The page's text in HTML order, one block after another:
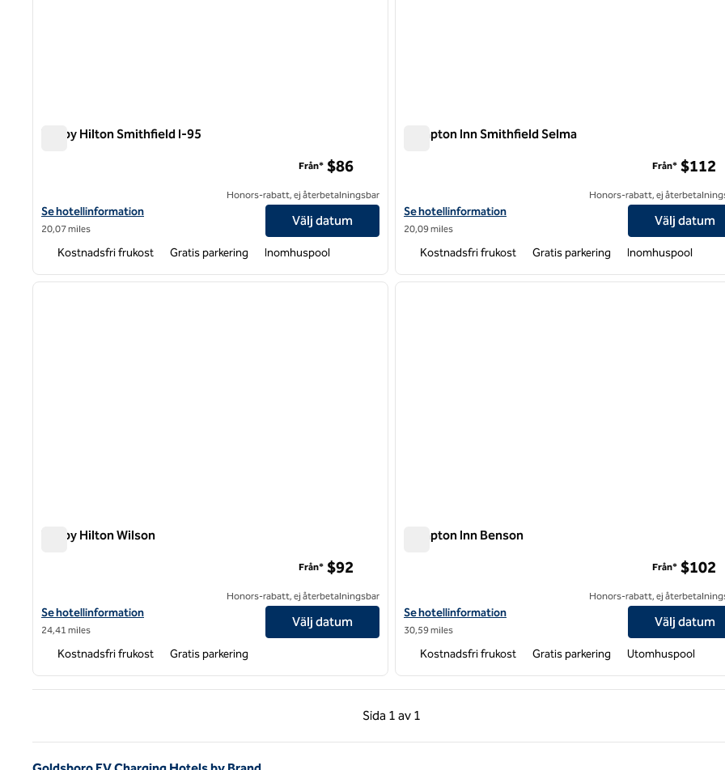
Tru by Hilton Smithfield I-95
Visa hotelluppgifter för Tru by Hilton Smithfield I-95
Se hotellinformation
20,07 miles
Från* $86
Honors-rabatt, ej återbetalningsbar
Välj datum
Kostnadsfri frukost Gratis parkering Inomhuspool
Hampton Inn Smithfield Selma
Visa hotelldetaljer för Hampton Inn Smithfield Selma
Se hotellinformation
20,09 miles
Från* $112
Honors-rabatt, ej
Välj datum
Kostnadsfri frukost Gratis parkering Inomhuspool
1 av 12
nästa bild
Tru by Hilton Wilson
Visa hotelluppgifter för Tru by Hilton Wilson
Se hotellinformation
24,41 miles
Från* $92
Honors-rabatt, ej återbetalningsbar
Välj datum
Kostnadsfri frukost Gratis parkering
1 av 12
Hampton Inn Benson
Visa hotelldetaljer för Hampton Inn Benson
Se hotellinformation
30,59 miles
Från* $102
Honors-rabatt, ej
Välj datum
Kostnadsfri frukost Gratis parkering Utomhuspool
Sida 1 av 1
Föregående sida, 1 av 1
Sida 1 av 1